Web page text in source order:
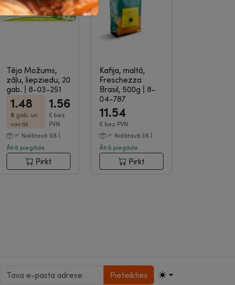
Tēja Možums,
zāļu, liepziedu, 20
gab.
8-03-251
1.48
6 gab. un
vairāk
1.56
€ bez
PVN
Noliktavā 98 |
Ātrā piegāde
Pirkt
Kafija, maltā,
Freschezza
Brasil, 500g
8-
04-787
11.54
€ bez PVN
Noliktavā 38 |
Ātrā piegāde
Pirkt
Pieteikties